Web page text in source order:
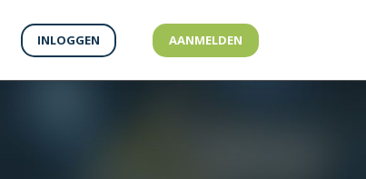
INLOGGEN AANMELDEN